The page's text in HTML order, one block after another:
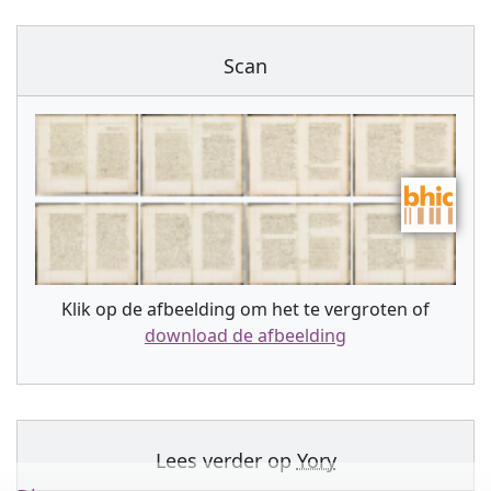
Scan
Klik op de afbeelding om het te vergroten of
download de afbeelding
Lees verder op Yory